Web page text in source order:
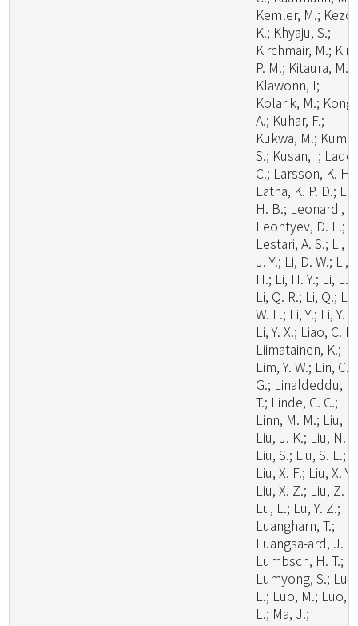
Kemler, M.; Kezo,
K.; Khyaju, S.;
Kirchmair, M.;
P. M.; Kitaura, M.
Klawonn, I;
Kolarik, M.; Kong,
A.; Kuhar, F.;
Kukwa, M.;
S.; Kusan, I; Lado,
C.; Larsson, K. H.;
Latha, K. P. D.;
H. B.; Leonardi,
Leontyev, D. L.;
Lestari, A. S.; Li,
J. Y.; Li, D. W.; Li,
H.; Li, H. Y.; Li, L.;
Li, Q. R.; Li, Q.; Li,
W. L.; Li, Y.; Li, Y.
Li, Y. X.; Liao, C. F.;
Liimatainen, K.;
Lim, Y. W.; Lin, C.
G.; Linaldeddu, B.
T.; Linde, C. C.;
Linn, M. M.; Liu,
Liu, J. K.; Liu, N.
Liu, S.; Liu, S. L.;
Liu, X. F.; Liu, X. Y.;
Liu, X. Z.; Liu, Z.
Lu, L.; Lu, Y. Z.;
Luangharn, T.;
Luangsa-ard, J.
Lumbsch, H. T.;
Lumyong, S.;
L.; Luo, M.; Luo,
L.; Ma, J.;